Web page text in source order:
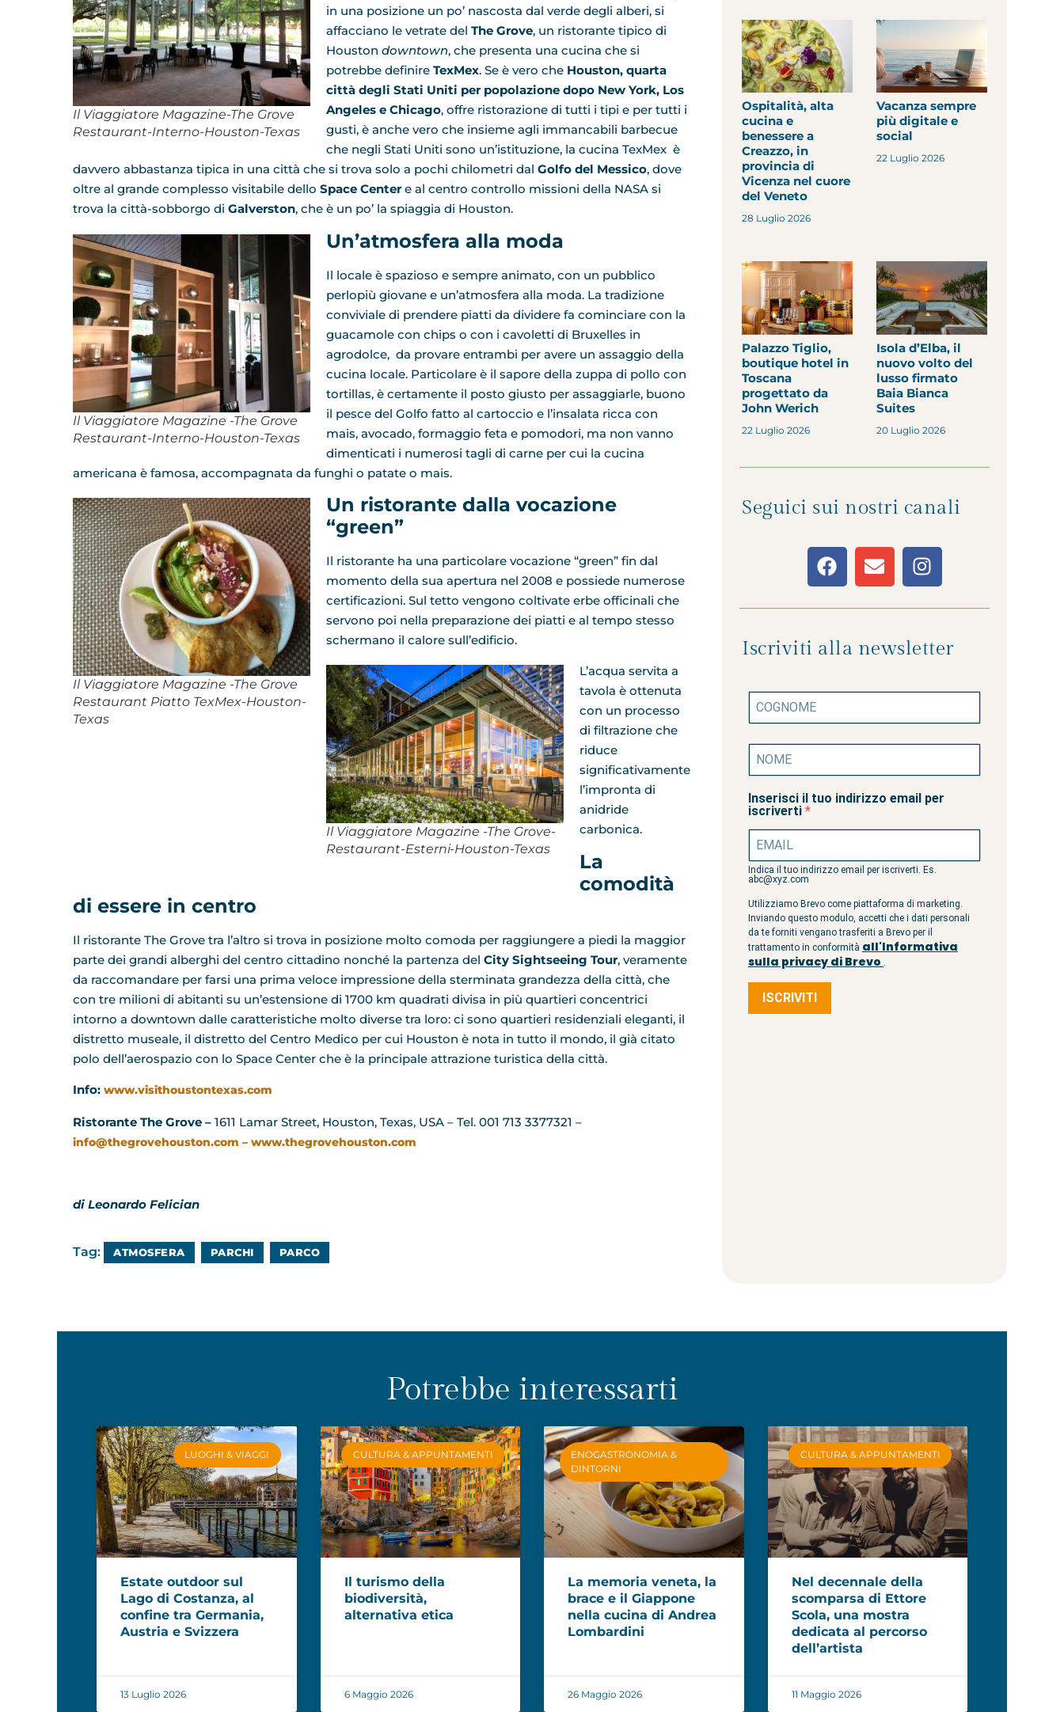
Il Viaggiatore Magazine-The Grove
Restaurant-Interno-Houston-Texas
in una posizione un po’ nascosta dal verde degli alberi, si
affacciano le vetrate del The Grove, un ristorante tipico di
Houston downtown, che presenta una cucina che si
potrebbe definire TexMex. Se è vero che Houston, quarta
città degli Stati Uniti per popolazione dopo New York, Los
Angeles e Chicago, offre ristorazione di tutti i tipi e per tutti i
gusti, è anche vero che insieme agli immancabili barbecue
che negli Stati Uniti sono un’istituzione, la cucina TexMex è
davvero abbastanza tipica in una città che si trova solo a pochi chilometri dal Golfo del Messico, dove
oltre al grande complesso visitabile dello Space Centere al centro controllo missioni della NASA si
trova la città-sobborgo di Galverston, che è un po’ la spiaggia di Houston.
Il Viaggiatore Magazine -The Grove
Restaurant-Interno-Houston-Texas
Un’atmosfera alla moda
Il locale è spazioso e sempre animato, con un pubblico
perlopiù giovane e un’atmosfera alla moda. La tradizione
conviviale di prendere piatti da dividere fa cominciare con la
guacamole con chips o con i cavoletti di Bruxelles in
agrodolce, da provare entrambi per avere un assaggio della
cucina locale. Particolare è il sapore della zuppa di pollo con
tortillas, è certamente il posto giusto per assaggiarle, buono
il pesce del Golfo fatto al cartoccio e l’insalata ricca con
mais, avocado, formaggio feta e pomodori, ma non vanno
dimenticati i numerosi tagli di carne per cui la cucina
americana è famosa, accompagnata da funghi o patate o mais.
Il Viaggiatore Magazine -The Grove
Restaurant Piatto TexMex-Houston-
Texas
Un ristorante dalla vocazione
“green”
Il ristorante ha una particolare vocazione “green” fin dal
momento della sua apertura nel 2008 e possiede numerose
certificazioni. Sul tetto vengono coltivate erbe officinali che
servono poi nella preparazione dei piatti e al tempo stesso
schermano il calore sull’edificio.
Il Viaggiatore Magazine -The Grove-
Restaurant-Esterni-Houston-Texas
L’acqua servita a
tavola è ottenuta
con un processo
di filtrazione che
riduce
significativamente
l’impronta di
anidride
carbonica.
La
comodità
di essere in centro
Il ristorante The Grove tra l’altro si trova in posizione molto comoda per raggiungere a piedi la maggior
parte dei grandi alberghi del centro cittadino nonché la partenza del City Sightseeing Tour, veramente
da raccomandare per farsi una prima veloce impressione della sterminata grandezza della città, che
con tre milioni di abitanti su un’estensione di 1700 km quadrati divisa in più quartieri concentrici
intorno a downtown dalle caratteristiche molto diverse tra loro: ci sono quartieri residenziali eleganti, il
distretto museale, il distretto del Centro Medico per cui Houston è nota in tutto il mondo, il già citato
polo dell’aerospazio con lo Space Center che è la principale attrazione turistica della città.
Info: www.visithoustontexas.com
Ristorante The Grove – 1611 Lamar Street, Houston, Texas, USA – Tel. 001 713 3377321 –
info@thegrovehouston.com – www.thegrovehouston.com
di Leonardo Felician
Tag: ATMOSFERA PARCHI PARCO
Ospitalità, alta
cucina e
benessere a
Creazzo, in
provincia di
Vicenza nel cuore
del Veneto
28 Luglio 2026
Vacanza sempre
più digitale e
social
22 Luglio 2026
Palazzo Tiglio,
boutique hotel in
Toscana
progettato da
John Werich
22 Luglio 2026
Isola d’Elba, il
nuovo volto del
lusso firmato
Baia Bianca
Suites
20 Luglio 2026
Seguici sui nostri canali
Iscriviti alla newsletter
Inserisci il tuo indirizzo email per
iscriverti
Indica il tuo indirizzo email per iscriverti. Es.
abc@xyz.com
Utilizziamo Brevo come piattaforma di marketing.
Inviando questo modulo, accetti che i dati personali
da te forniti vengano trasferiti a Brevo per il
trattamento in conformità all'Informativa
sulla privacy di Brevo
ISCRIVITI
Potrebbe interessarti
LUOGHI & VIAGGI
Estate outdoor sul
Lago di Costanza, al
confine tra Germania,
Austria e Svizzera
13 Luglio 2026
CULTURA & APPUNTAMENTI
Il turismo della
biodiversità,
alternativa etica
6 Maggio 2026
ENOGASTRONOMIA &
DINTORNI
La memoria veneta, la
brace e il Giappone
nella cucina di Andrea
Lombardini
26 Maggio 2026
CULTURA & APPUNTAMENTI
Nel decennale della
scomparsa di Ettore
Scola, una mostra
dedicata al percorso
dell’artista
11 Maggio 2026